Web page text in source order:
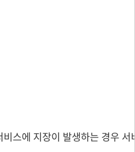
스에 지장이 발생하는 경우 서비